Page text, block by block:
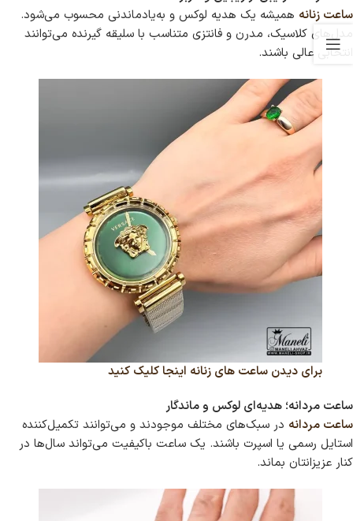
ساعت زنانه همیشه یک هدیه لوکس و به‌یادماندنی محسوب می‌شود.
مدل‌های کلاسیک، مدرن و فانتزی متناسب با سلیقه گیرنده می‌توانند
انتخابی عالی باشند.
برای دیدن ساعت های زنانه اینجا کلیک کنید
ساعت مردانه؛ هدیه‌ای لوکس و ماندگار
ساعت مردانه در سبک‌های مختلف موجودند و می‌توانند تکمیل‌کننده
استایل رسمی یا اسپرت باشند. یک ساعت باکیفیت می‌تواند سال‌ها در
کنار عزیزانتان بماند.